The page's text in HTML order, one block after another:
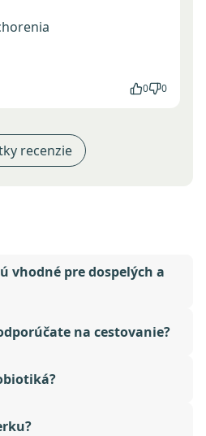
0 0
recenzie
vhodné pre dospelých a
na cestovanie?